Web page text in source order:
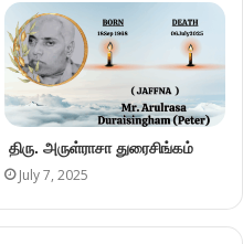
திரு. அருள்ராசா துரைசிங்கம்
July 7, 2025